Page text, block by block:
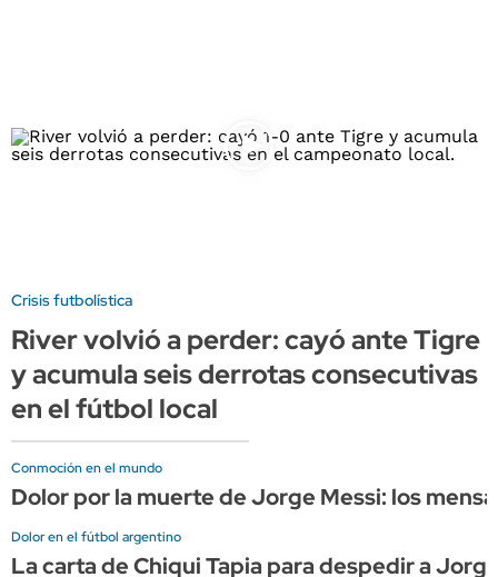
Crisis futbolística
River volvió a perder: cayó ante Tigre
y acumula seis derrotas consecutivas
en el fútbol local
Conmoción en el mundo
Dolor por la muerte de Jorge Messi: los
Dolor en el fútbol argentino
La carta de Chiqui Tapia para despedir a